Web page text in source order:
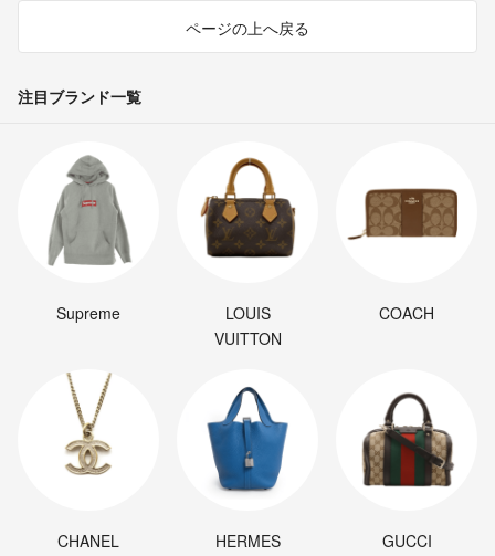
ページの上へ戻る
注目ブランド一覧
Supreme
LOUIS
VUITTON
COACH
CHANEL HERMES GUCCI